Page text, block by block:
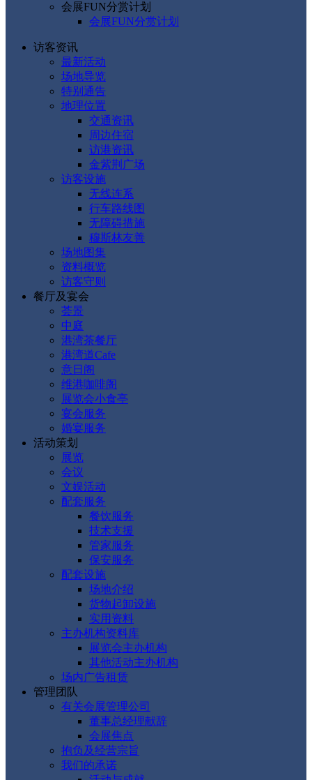
会展FUN分赏计划
会展FUN分赏计划
访客资讯
最新活动
场地导览
特别通告
地理位置
交通资讯
周边住宿
访港资讯
金紫荆广场
访客设施
无线连系
行车路线图
无障碍措施
穆斯林友善
场地图集
资料概览
访客守则
餐厅及宴会
荟景
中庭
港湾茶餐厅
港湾道Cafe
意日阁
维港咖啡阁
展览会小食亭
宴会服务
婚宴服务
活动策划
展览
会议
文娱活动
配套服务
餐饮服务
技术支援
管家服务
保安服务
配套设施
场地介绍
货物起卸设施
实用资料
主办机构资料库
展览会主办机构
其他活动主办机构
场内广告租赁
管理团队
有关会展管理公司
董事总经理献辞
会展焦点
抱负及经营宗旨
我们的承诺